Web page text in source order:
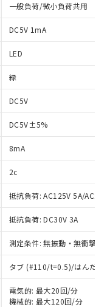
一般負荷/微小負荷共用
DC5V 1mA
LED
緑
DC5V
DC5V±5%
8mA
2c
抵抗負荷: AC125V 5A/
抵抗負荷: DC30V 3A
測定条件: 無振動・無衝撃
タブ (#110/t=0.5)/はんだづ
電気的: 最大20回/分
機械的: 最大120回/分
10物質）の